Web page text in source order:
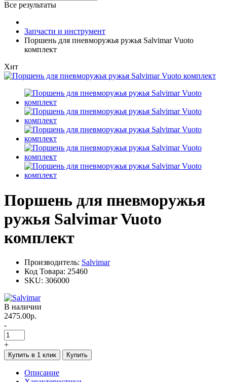
Все результаты
Запчасти и инструмент
Поршень для пневморужья ружья Salvimar Vuoto
комплект
Хит
Поршень для пневморужья
ружья Salvimar Vuoto
комплект
Производитель: Salvimar
Код Товара: 25460
SKU: 306000
В наличии
2475.00р.
-
+
Купить в 1 клик Купить
Описание